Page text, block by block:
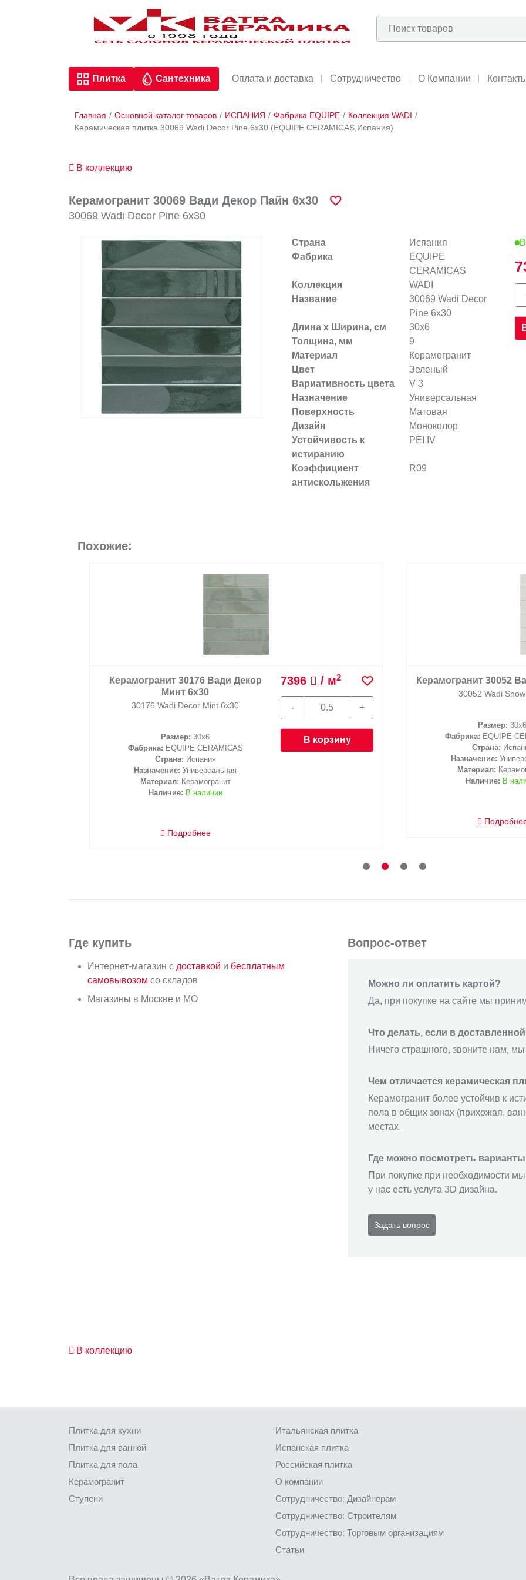
Плитка Сантехника Оплата и доставка Сотрудничество О Компании
Главная / Основной каталог товаров / ИСПАНИЯ / Фабрика EQUIPE / Коллекция WADI /
Керамическая плитка 30069 Wadi Decor Pine 6х30 (EQUIPE CERAMICAS,Испания)
В коллекцию
Керамогранит 30069 Вади Декор Пайн 6х30
30069 Wadi Decor Pine 6х30
Страна
Испания
Фабрика
EQUIPE
CERAMICAS
Коллекция
WADI
Название
30069 Wadi Decor
Pine 6х30
Длина х Ширина, см
30x6
Толщина, мм
9
Материал
Керамогранит
Цвет
Зеленый
Вариативность цвета
V 3
Назначение
Универсальная
Поверхность
Матовая
Дизайн
Моноколор
Устойчивость к
истиранию
PEI IV
Коэффициент
антискольжения
R09
Похожие:
Керамогранит 30176 Вади Декор
Минт 6х30
30176 Wadi Decor Mint 6х30
Размер: 30x6
Фабрика: EQUIPE CERAMICAS
Страна: Испания
Назначение: Универсальная
Материал: Керамогранит
Наличие: В наличии
Подробнее
7396 / м2
В корзину
Керамогранит 30052
30052 Wadi
Размер: 30x6
Фабрика: EQUIPE
Страна:
Назначение:
Материал:
Наличие: В
Где купить
Интернет-магазин с доставкой и бесплатным
самовывозом со складов
Магазины в Москве и МО
Вопрос-ответ
Можно ли оплатить картой?
Да, при покупке на сайте мы
Что делать, если в
Ничего страшного, звоните нам,
Чем отличается керамическая
Керамогранит более устойчив к
пола в общих зонах (прихожая,
местах.
Где можно посмотреть
При покупке при необходимости
у нас есть услуга 3D дизайна.
Задать вопрос
В коллекцию
Плитка для кухни
Плитка для ванной
Плитка для пола
Керамогранит
Ступени
Итальянская плитка
Испанская плитка
Российская плитка
О компании
Сотрудничество: Дизайнерам
Сотрудничество: Строителям
Сотрудничество: Торговым организациям
Статьи